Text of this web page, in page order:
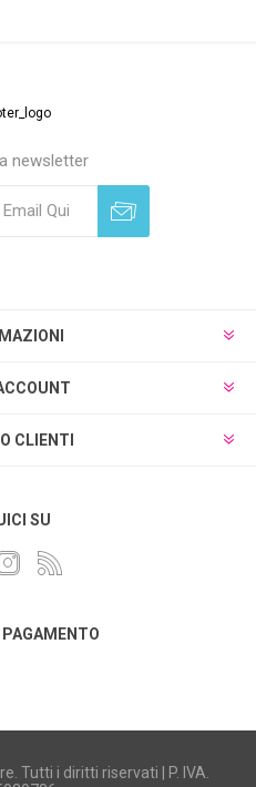
newsletter
CLIENTI
SU
Tutti i diritti riservati | P. IVA.